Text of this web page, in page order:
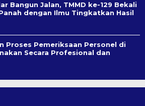
Bangun Jalan, TMMD ke-129 Bekali
dengan Ilmu Tingkatkan Hasil
Proses Pemeriksaan Personel di
Secara Profesional dan